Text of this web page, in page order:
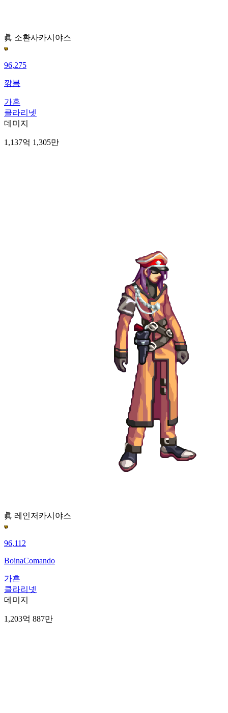
眞 소환사카시야스
96,275
꺆븜
가흔
클라리넷
데미지
1,137억 1,305만
眞 레인저 카시야스
96,112
BoinaComando
가흔
클라리넷
데미지
1,203억 887만